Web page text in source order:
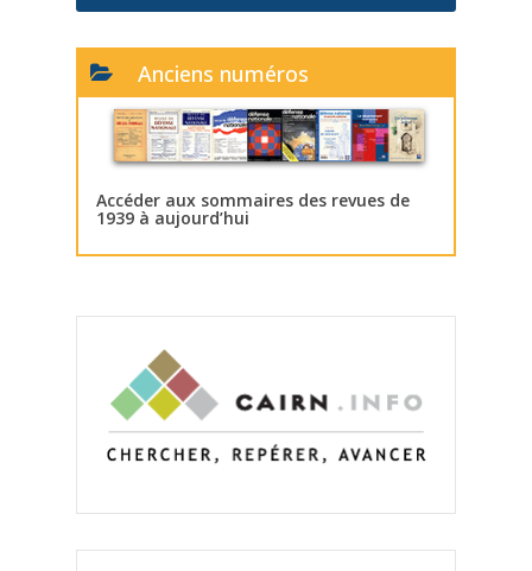
Anciens numéros
Accéder aux sommaires des revues de
1939 à aujourd’hui